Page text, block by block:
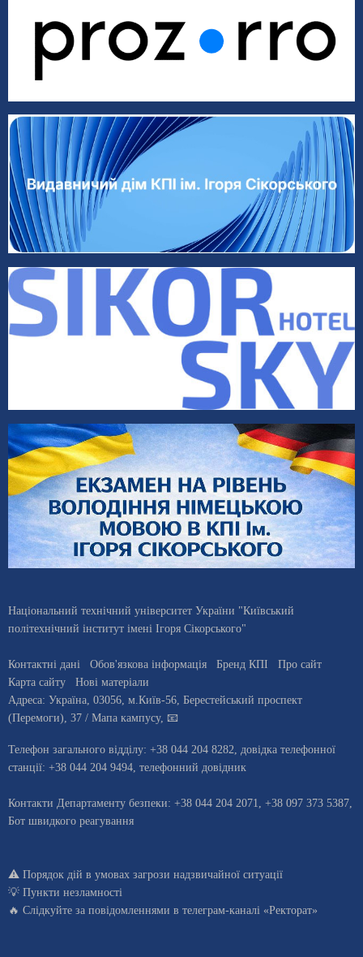
Національний технічний університет України "Київський
політехнічний інститут імені Ігоря Сікорського"
Контактні дані Обов'язкова інформація Бренд КПІ
Про сайт
Карта сайту
Нові матеріали
Адреса: Україна 03056 , м. Київ-56, Берестейський проспект
(Перемоги), 37 / Мапа кампусу, 📧
Телефон загального відділу: +38 044 204 8282 , довiдка телефонної
станцiї: +38 044 204 9494 телефонний довідник
Контакти Департаменту безпеки: +38 044 204 2071, +38 097 373 5387,
Бот швидкого реагування
⚠️ Порядок дій в умовах загрози надзвичайної ситуації
💡 Пункти незламності
🔥 Слідкуйте за повідомленнями в телеграм-каналі «Ректорат»